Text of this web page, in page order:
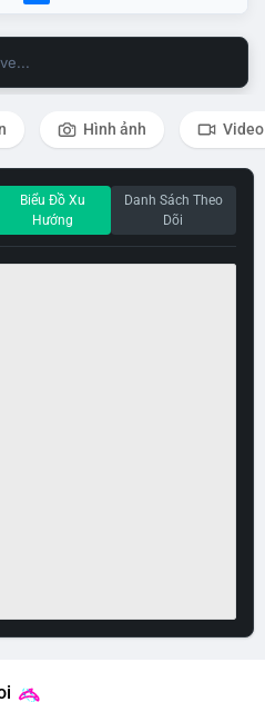
Hình ảnh Video
Biểu Đồ Xu
Hướng
Danh Sách Theo
Dõi